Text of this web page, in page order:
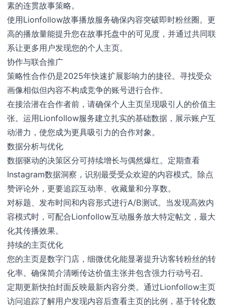
素的连贯故事策略。
使用Lionfollow故事播放服务确保内容突破即时粉丝圈。更
高的播放量能提升您在故事托盘中的可见度，并通过共同联
系让更多用户发现您的个人主页。
协作与联合推广
策略性合作仍是2025年快速扩展影响力的捷径。寻找受众
画像相似但内容不构成竞争的账号进行合作。
在接洽潜在合作者前，请确保个人主页呈现吸引人的价值主
张。运用Lionfollow服务建立扎实的基础数据，展示账户互
动潜力，使您成为更具吸引力的合作对象。
数据分析与优化
数据驱动的决策区分可持续增长与偶然爆红。定期查看
Instagram数据洞察，识别最受受众欢迎的内容模式。除点
赞评论外，更要追踪互动率、收藏量和分享数。
对标题、发布时间和内容形式进行A/B测试。当发现高效内
容模式时，可配合Lionfollow互动服务放大特定帖文，最大
化其传播效果。
持续的主页优化
您的主页是数字门店，细微优化能显著提升访客转粉丝的转
化率。确保简介清晰传达价值主张并包含强力行动号召。
定期更新快拍封面反映最新内容分类。通过Lionfollow主页
访问追踪了解用户发现内容后查看主页的比例，基于转化数